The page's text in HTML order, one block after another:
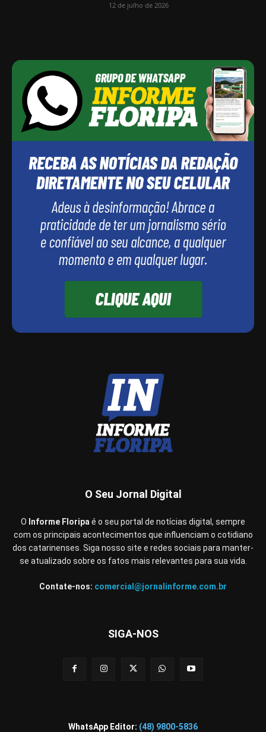
12 de julho de 2026
O Seu Jornal Digital
O Informe Floripaé o seu portal de notícias digital, sempre
com os principais acontecimentos que influenciam o cotidiano
dos catarinenses. Siga nosso site e redes sociais para manter-
se atualizado sobre os fatos mais relevantes para sua vida.
Contate-nos: comercial@jornalinforme.com.br
SIGA-NOS
WhatsApp Editor: (48) 9800-5836